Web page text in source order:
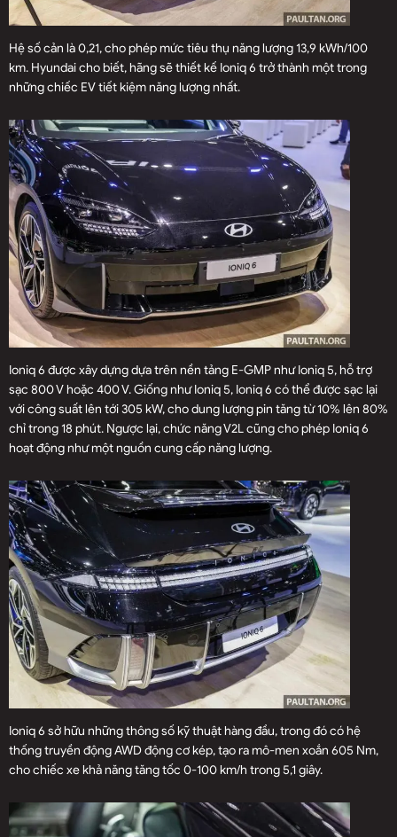
Hệ số cản là 0,21, cho phép mức tiêu thụ năng lượng 13,9 kWh/100
km. Hyundai cho biết, hãng sẽ thiết kế Ioniq 6 trở thành một trong
những chiếc EV tiết kiệm năng lượng nhất.
Ioniq 6 được xây dựng dựa trên nền tảng E-GMP như Ioniq 5, hỗ trợ
sạc 800 V hoặc 400 V. Giống như Ioniq 5, Ioniq 6 có thể được sạc lại
với công suất lên tới 305 kW, cho dung lượng pin tăng từ 10% lên 80%
chỉ trong 18 phút. Ngược lại, chức năng V2L cũng cho phép Ioniq 6
hoạt động như một nguồn cung cấp năng lượng.
Ioniq 6 sở hữu những thông số kỹ thuật hàng đầu, trong đó có hệ
thống truyền động AWD động cơ kép, tạo ra mô-men xoắn 605 Nm,
cho chiếc xe khả năng tăng tốc 0-100 km/h trong 5,1 giây.